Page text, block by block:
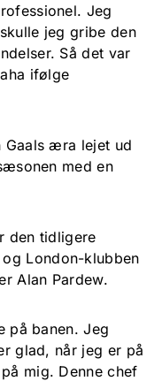
Jeg
jeg gribe den
Så det var
ifølge
Gaals æra lejet ud
med en
den tidligere
London-klubben
Alan Pardew.
på banen. Jeg
glad, når jeg er på
mig. Denne chef